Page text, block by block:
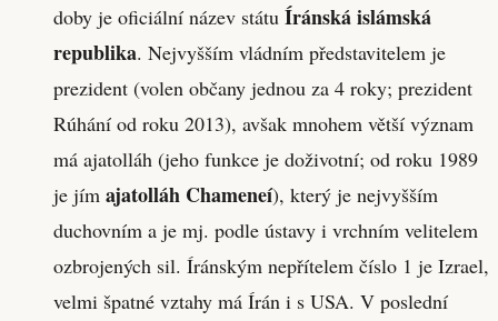
doby je oficiální název státu Íránská islámská
republika. Nejvyšším vládním představitelem je
prezident (volen občany jednou za 4 roky; prezident
Rúhání od roku 2013), avšak mnohem větší význam
má ajatolláh (jeho funkce je doživotní; od roku 1989
je jím ajatolláh Chameneí), který je nejvyšším
duchovním a je mj. podle ústavy i vrchním velitelem
ozbrojených sil. Íránským nepřítelem číslo 1 je Izrael,
velmi špatné vztahy má Írán i s USA. V poslední